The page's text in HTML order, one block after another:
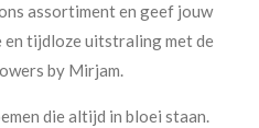
assortiment en geef jouw
tijdloze uitstraling met de
by Mirjam.
die altijd in bloei staan.